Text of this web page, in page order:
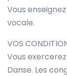
Vous
vocale.
VOS
Vous
Danse. Les